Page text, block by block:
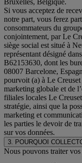
Bruxelles, Belgique.
Si vous acceptez de
notre part, vous ferez
consommateurs du
conjointement, par Le
siège social est situé à
représentant désigné
B62153630, dont les
08007 Barcelone,
pourvoit (a) à Le
marketing globale et de
filiales locales Le
stratégie, ainsi que la
marketing et
les parties le devoir de
sur vos données.
3. POURQUOI
Nous pouvons traiter